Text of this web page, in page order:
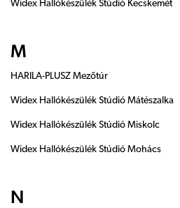
Widex Hallókészülék Stúdió Kecskemét
M
HARILA-PLUSZ Mezőtúr
Widex Hallókészülék Stúdió Mátészalka
Widex Hallókészülék Stúdió Miskolc
Widex Hallókészülék Stúdió Mohács
N